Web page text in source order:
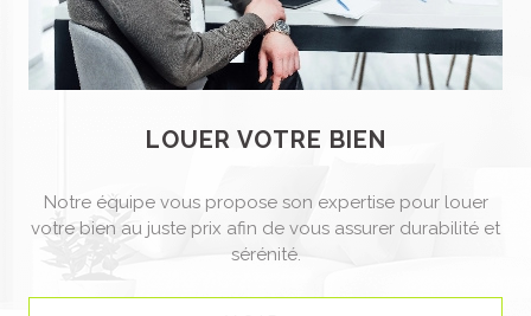
Notre équipe vous propose son expertise pour louer
votre bien au juste prix afin de vous assurer durabilité et